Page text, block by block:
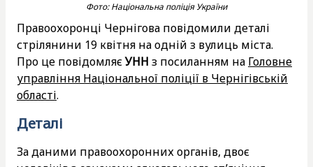
Фото: Національна поліція України
Правоохоронці Чернігова повідомили деталі
стрілянини 19 квітня на одній з вулиць міста.
Про це повідомляєУНН з посиланням на Головне
управління Національної поліції в Чернігівській
області.
Деталі
За даними правоохоронних органів, двоє